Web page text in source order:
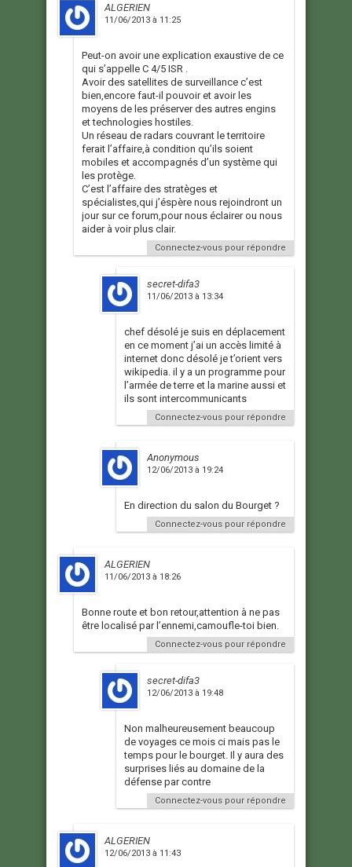
ALGERIEN
11/06/2013 à 11:25
Peut-on avoir une explication exaustive de ce
qui s’appelle C 4/5 ISR .
Avoir des satellites de surveillance c’est
bien,encore faut-il pouvoir et avoir les
moyens de les préserver des autres engins
et technologies hostiles.
Un réseau de radars couvrant le territoire
ferait l’affaire,à condition qu’ils soient
mobiles et accompagnés d’un système qui
les protège.
C’est l’affaire des stratèges et
spécialistes,qui j’éspère nous rejoindront un
jour sur ce forum,pour nous éclairer ou nous
aider à voir plus clair.
Connectez-vous pour répondre
secret-difa3
11/06/2013 à 13:34
chef désolé je suis en déplacement
en ce moment j’ai un accès limité à
internet donc désolé je t’orient vers
wikipedia. il y a un programme pour
l’armée de terre et la marine aussi et
ils sont intercommunicants
Connectez-vous pour répondre
Anonymous
12/06/2013 à 19:24
En direction du salon du Bourget ?
Connectez-vous pour répondre
ALGERIEN
11/06/2013 à 18:26
Bonne route et bon retour,attention à ne pas
être localisé par l’ennemi,camoufle-toi bien.
Connectez-vous pour répondre
secret-difa3
12/06/2013 à 19:48
Non malheureusement beaucoup
de voyages ce mois ci mais pas le
temps pour le bourget. Il y aura des
surprises liés au domaine de la
défense par contre
Connectez-vous pour répondre
ALGERIEN
12/06/2013 à 11:43